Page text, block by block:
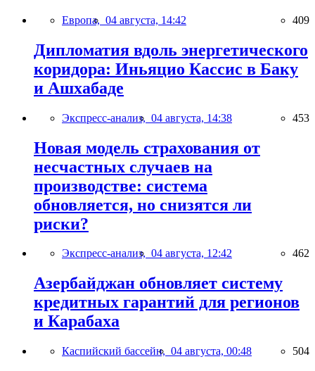
Европа, 04 августа, 14:42 409
Дипломатия вдоль энергетического
коридора: Иньяцио Кассис в Баку
и Ашхабаде
Экспресс-анализ, 04 августа, 14:38 453
Новая модель страхования от
несчастных случаев на
производстве: система
обновляется, но снизятся ли
риски?
Экспресс-анализ, 04 августа, 12:42 462
Азербайджан обновляет систему
кредитных гарантий для регионов
и Карабаха
Каспийский бассейн, 04 августа, 00:48 504